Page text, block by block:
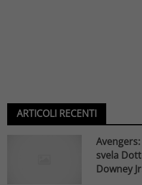
ARTICOLI RECENTI
svela
Downey